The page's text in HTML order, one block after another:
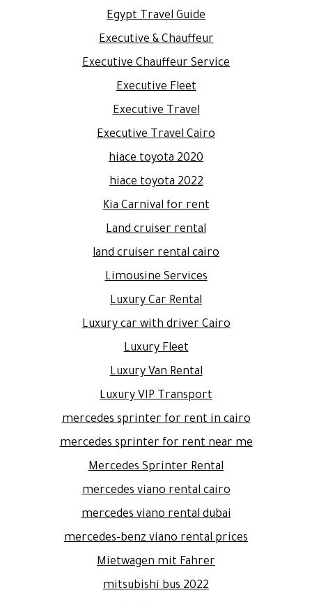
Egypt Travel Guide
Executive & Chauffeur
Executive Chauffeur Service
Executive Fleet
Executive Travel
Executive Travel Cairo
hiace toyota 2020
hiace toyota 2022
Kia Carnival for rent
Land cruiser rental
land cruiser rental cairo
Limousine Services
Luxury Car Rental
Luxury car with driver Cairo
Luxury Fleet
Luxury Van Rental
Luxury VIP Transport
mercedes sprinter for rent in cairo
mercedes sprinter for rent near me
Mercedes Sprinter Rental
mercedes viano rental cairo
mercedes viano rental dubai
mercedes-benz viano rental prices
Mietwagen mit Fahrer
mitsubishi bus 2022